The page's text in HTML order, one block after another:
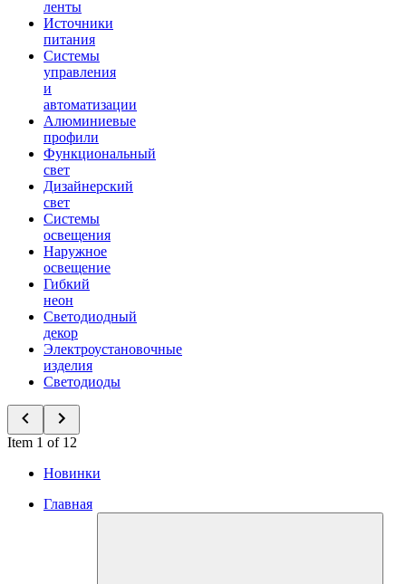
ленты
Источники
питания
Системы
управления
и
автоматизации
Алюминиевые
профили
Функциональный
свет
Дизайнерский
свет
Системы
освещения
Наружное
освещение
Гибкий
неон
Светодиодный
декор
Электроустановочные
изделия
Светодиоды
Item 1 of 12
Новинки
Главная